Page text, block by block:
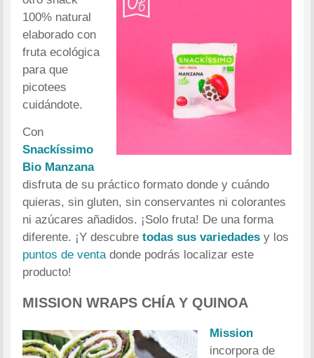
100% natural
elaborado con
fruta ecológica
para que
picotees
cuidándote.
Con
Snackíssimo
Bio Manzana
disfruta de su práctico formato donde y cuándo
quieras, sin gluten, sin conservantes ni colorantes
ni azúcares añadidos. ¡Solo fruta! De una forma
diferente. ¡Y descubretodas sus variedades y los
puntos de venta donde podrás localizar este
producto!
MISSION WRAPS CHÍA Y QUINOA
Mission
incorpora de